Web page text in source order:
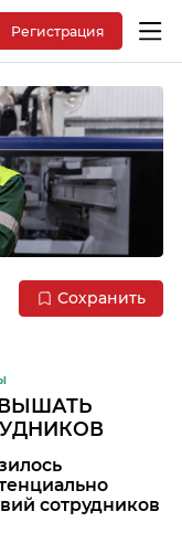
Регистрация
Сохранить
сотрудников